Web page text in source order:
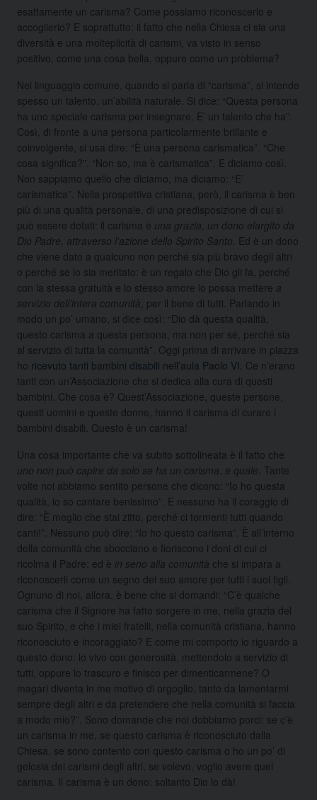
esattamente un carisma? Come possiamo riconoscerlo e
accoglierlo? E soprattutto: il fatto che nella Chiesa ci sia una
diversità e una molteplicità di carismi, va visto in senso
positivo, come una cosa bella, oppure come un problema?
Nel linguaggio comune, quando si parla di “carisma”, si intende
spesso un talento, un’abilità naturale. Si dice: “Questa persona
ha uno speciale carisma per insegnare. E’ un talento che ha”.
Così, di fronte a una persona particolarmente brillante e
coinvolgente, si usa dire: “È una persona carismatica”. “Che
cosa significa?”. “Non so, ma è carismatica”. E diciamo così.
Non sappiamo quello che diciamo, ma diciamo: “E’
carismatica”. Nella prospettiva cristiana, però, il carisma è ben
più di una qualità personale, di una predisposizione di cui si
può essere dotati: il carisma è una grazia un dono elargito da
Dio Padre, attraverso l’azione dello Spirito Santo . Ed è un dono
che viene dato a qualcuno non perché sia più bravo degli altri
o perché se lo sia meritato: è un regalo che Dio gli fa, perché
con la stessa gratuità e lo stesso amore lo possa mettere a
servizio dell’intera comunità , per il bene di tutti. Parlando in
modo un po’ umano, si dice così: “Dio dà questa qualità,
questo carisma a questa persona, ma non per sé, perché sia
al servizio di tutta la comunità”. Oggi prima di arrivare in piazza
ho ricevuto tanti bambini disabili nell’aula Paolo VI . Ce n’erano
tanti con un’Associazione che si dedica alla cura di questi
bambini. Che cosa è? Quest’Associazione, queste persone,
questi uomini e queste donne, hanno il carisma di curare i
bambini disabili. Questo è un carisma!
Una cosa importante che va subito sottolineata è il fatto che
uno non può capire da solo se ha un carisma e quale . Tante
volte noi abbiamo sentito persone che dicono: “Io ho questa
qualità, io so cantare benissimo”. E nessuno ha il coraggio di
dire: “È meglio che stai zitto, perché ci tormenti tutti quando
canti!”. Nessuno può dire: “Io ho questo carisma”. È all’interno
della comunità che sbocciano e fioriscono i doni di cui ci
ricolma il Padre; ed è in seno alla comunità che si impara a
riconoscerli come un segno del suo amore per tutti i suoi figli.
Ognuno di noi, allora, è bene che si domandi: “C’è qualche
carisma che il Signore ha fatto sorgere in me, nella grazia del
suo Spirito, e che i miei fratelli, nella comunità cristiana, hanno
riconosciuto e incoraggiato? E come mi comporto io riguardo a
questo dono: lo vivo con generosità, mettendolo a servizio di
tutti, oppure lo trascuro e finisco per dimenticarmene? O
magari diventa in me motivo di orgoglio, tanto da lamentarmi
sempre degli altri e da pretendere che nella comunità si faccia
a modo mio?”. Sono domande che noi dobbiamo porci: se c’è
un carisma in me, se questo carisma è riconosciuto dalla
Chiesa, se sono contento con questo carisma o ho un po’ di
gelosia dei carismi degli altri, se volevo, voglio avere quel
carisma. Il carisma è un dono: soltanto Dio lo dà!